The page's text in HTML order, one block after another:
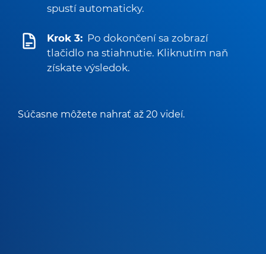
spustí automaticky.
Krok 3: Po dokončení sa zobrazí
tlačidlo na stiahnutie. Kliknutím naň
získate výsledok.
Súčasne môžete nahrať až 20 videí.